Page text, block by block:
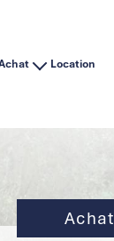
Location
Achat